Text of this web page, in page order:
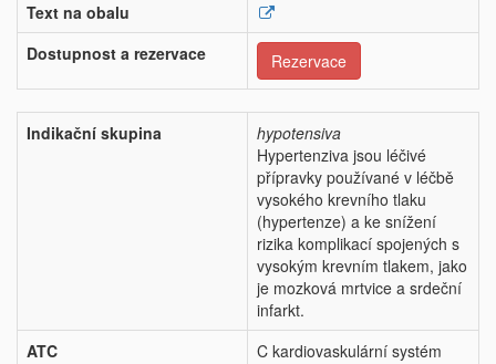
Text na obalu
Dostupnost a rezervace
Rezervace
Indikační skupina
hypotensiva
Hypertenziva jsou léčivé
přípravky používané v léčbě
vysokého krevního tlaku
(hypertenze) a ke snížení
rizika komplikací spojených s
vysokým krevním tlakem, jako
je mozková mrtvice a srdeční
infarkt.
ATC
C kardiovaskulární systém